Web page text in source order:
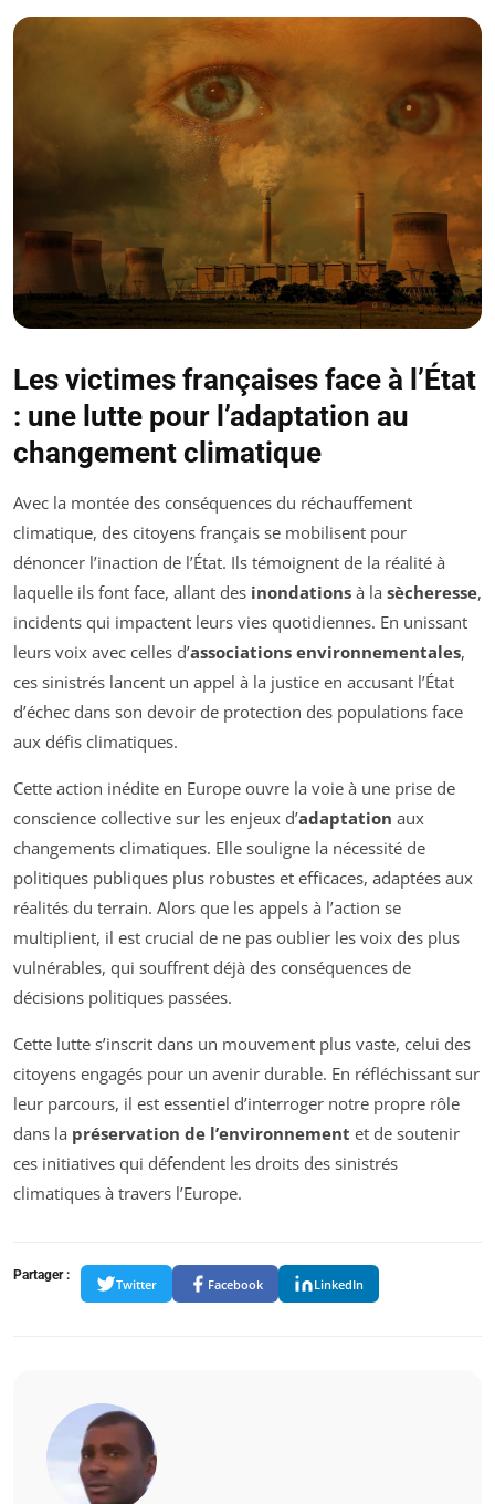
Les victimes françaises face à l’État
: une lutte pour l’adaptation au
changement climatique
Avec la montée des conséquences du réchauffement
climatique, des citoyens français se mobilisent pour
dénoncer l’inaction de l’État. Ils témoignent de la réalité à
laquelle ils font face, allant des inondations à la sècheresse,
incidents qui impactent leurs vies quotidiennes. En unissant
leurs voix avec celles d’associations environnementales,
ces sinistrés lancent un appel à la justice en accusant l’État
d’échec dans son devoir de protection des populations face
aux défis climatiques.
Cette action inédite en Europe ouvre la voie à une prise de
conscience collective sur les enjeux d’adaptation aux
changements climatiques. Elle souligne la nécessité de
politiques publiques plus robustes et efficaces, adaptées aux
réalités du terrain. Alors que les appels à l’action se
multiplient, il est crucial de ne pas oublier les voix des plus
vulnérables, qui souffrent déjà des conséquences de
décisions politiques passées.
Cette lutte s’inscrit dans un mouvement plus vaste, celui des
citoyens engagés pour un avenir durable. En réfléchissant sur
leur parcours, il est essentiel d’interroger notre propre rôle
dans la préservation de l’environnement et de soutenir
ces initiatives qui défendent les droits des sinistrés
climatiques à travers l’Europe.
Partager :
Twitter Facebook LinkedIn